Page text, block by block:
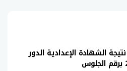
الشهادة الإعدادية الدور